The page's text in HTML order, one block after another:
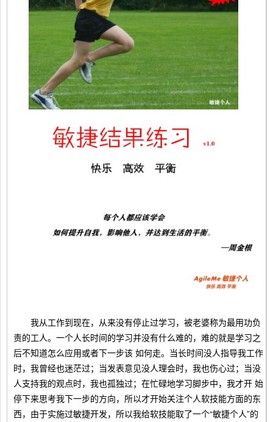
我从工作到现在，从来没有停止过学习，被老婆称为最用功负
责的工人。一个人长时间的学习并没有什么难的，难的就是学习之
后不知道怎么应用或者下一步该 如何走。当长时间没人指导我工作
时，我曾经也迷茫过；当发表意见没人理会时，我也伤心过；当没
人支持我的观点时，我也孤独过；在忙碌地学习脚步中，我才开 始
停下来思考我下一步的方向，所以才开始关注个人软技能方面的东
西，由于实施过敏捷开发，所以我给软技能取了一个“敏捷个人”的